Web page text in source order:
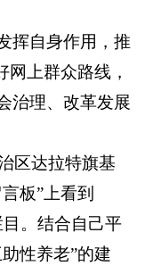
挥自身作用，推
网上群众路线，
治理、改革发展
区达拉特旗基
板”上看到
目。结合自己平
性养老”的建